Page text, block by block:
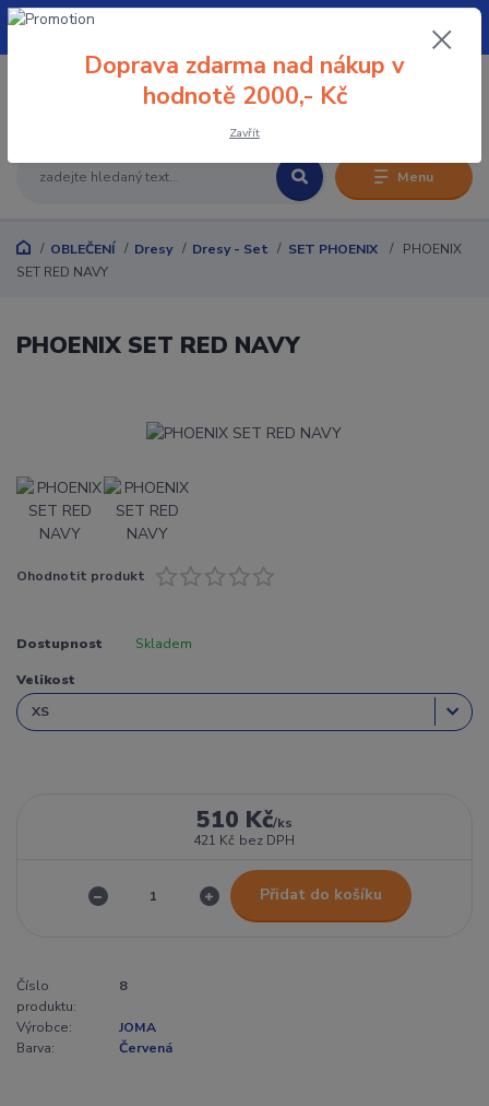
Menu
+420 608 032 114
OBLEČENÍ Dresy Dresy - Set SET PHOENIX
PHOENIX
SET RED NAVY
PHOENIX SET RED NAVY
Ohodnotit produkt
Dostupnost Skladem
Velikost
510 Kč/ks
421 Kč bez DPH
Přidat do košíku
Číslo
produktu:
8
Výrobce:
JOMA
Barva:
Červená
Doprava zdarma nad nákup v
hodnotě 2000,- Kč
Zavřít